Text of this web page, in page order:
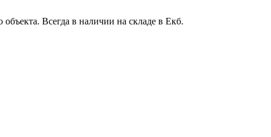
Всегда в наличии на складе в Екб.